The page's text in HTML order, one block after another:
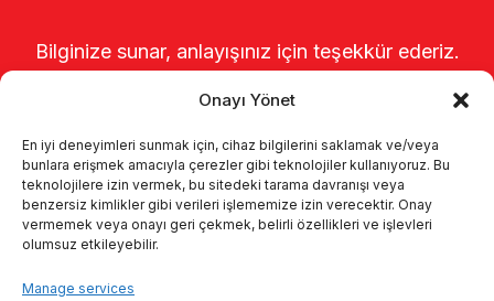
Onayı Yönet
En iyi deneyimleri sunmak için, cihaz bilgilerini saklamak ve/veya
bunlara erişmek amacıyla çerezler gibi teknolojiler kullanıyoruz. Bu
teknolojilere izin vermek, bu sitedeki tarama davranışı veya
benzersiz kimlikler gibi verileri işlememize izin verecektir. Onay
vermemek veya onayı geri çekmek, belirli özellikleri ve işlevleri
olumsuz etkileyebilir.
Manage services
Bilginize sunar, anlayışınız için teşekkür ederiz.